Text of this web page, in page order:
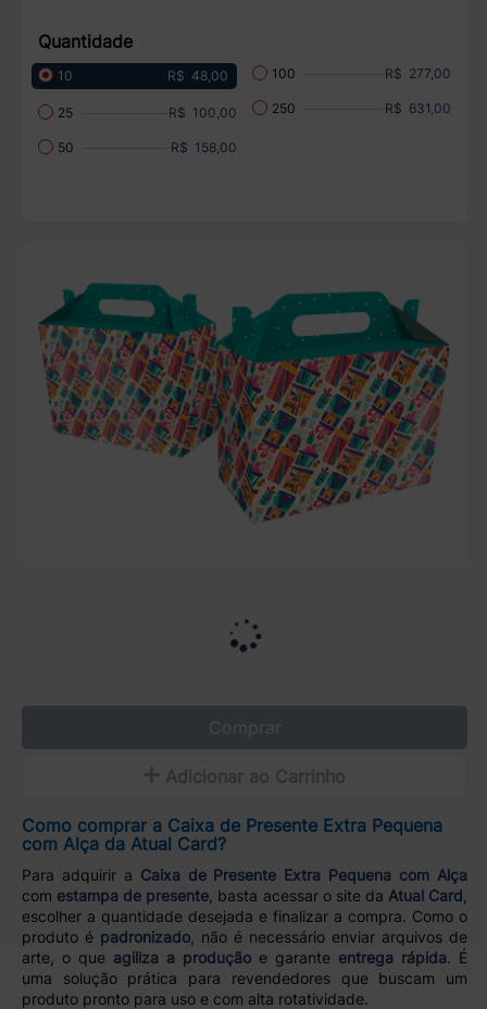
Quantidade
10 R$ 48,00
25 R$ 100,00
50 R$ 158,00
100 R$ 277,00
250 R$ 631,00
Comprar
Adicionar ao Carrinho
Como comprar a Caixa de Presente Extra Pequena
com Alça da Atual Card?
Para adquirir a Caixa de Presente Extra Pequena com Alça
com estampa de presente , basta acessar o site da Atual Card
escolher a quantidade desejada e finalizar a compra. Como o
produto é padronizado, não é necessário enviar arquivos de
arte, o que agiliza a produção e garante entrega rápida. É
uma solução prática para revendedores que buscam um
produto pronto para uso e com alta rotatividade.